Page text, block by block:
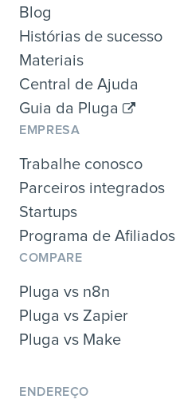
Blog
Histórias de sucesso
Materiais
Central de Ajuda
Guia da Pluga
EMPRESA
Trabalhe conosco
Parceiros integrados
Startups
Programa de Afiliados
COMPARE
Pluga vs n8n
Pluga vs Zapier
Pluga vs Make
ENDEREÇO